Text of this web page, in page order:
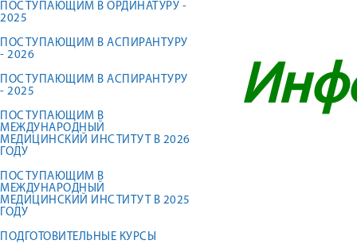
ПОСТУПАЮЩИМ В ОРДИНАТУРУ -
2025
ПОСТУПАЮЩИМ В АСПИРАНТУРУ
- 2026
ПОСТУПАЮЩИМ В АСПИРАНТУРУ
- 2025
ПОСТУПАЮЩИМ В
МЕЖДУНАРОДНЫЙ
МЕДИЦИНСКИЙ ИНСТИТУТ В 2026
ГОДУ
ПОСТУПАЮЩИМ В
МЕЖДУНАРОДНЫЙ
МЕДИЦИНСКИЙ ИНСТИТУТ В 2025
ГОДУ
ПОДГОТОВИТЕЛЬНЫЕ КУРСЫ